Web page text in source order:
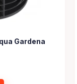
Gardena